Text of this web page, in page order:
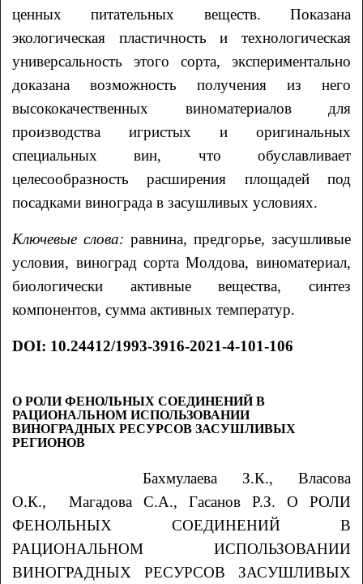
ценных питательных веществ. Показана
экологическая пластичность и технологическая
универсальность этого сорта, экспериментально
доказана возможность получения из него
высококачественных виноматериалов для
производства игристых и оригинальных
специальных вин, что обуславливает
целесообразность расширения площадей под
посадками винограда в засушливых условиях.
Ключевые слова: равнина, предгорье, засушливые
условия, виноград сорта Молдова, виноматериал,
биологически активные вещества, синтез
компонентов, сумма активных температур.
DOI: 10.24412/1993-3916-2021-4-101-106
О РОЛИ ФЕНОЛЬНЫХ СОЕДИНЕНИЙ В
РАЦИОНАЛЬНОМ ИСПОЛЬЗОВАНИИ
ВИНОГРАДНЫХ РЕСУРСОВ ЗАСУШЛИВЫХ
РЕГИОНОВ
Бахмулаева З.К., Власова
О.К., МагадоваС.А., Гасанов Р.З. О РОЛИ
ФЕНОЛЬНЫХ СОЕДИНЕНИЙ В
РАЦИОНАЛЬНОМ ИСПОЛЬЗОВАНИИ
ВИНОГРАДНЫХ РЕСУРСОВ ЗАСУШЛИВЫХ